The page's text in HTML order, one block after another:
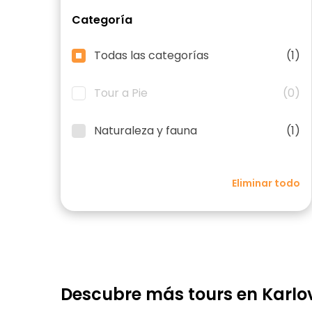
Categoría
Todas las categorías (1)
Tour a Pie (0)
Naturaleza y fauna (1)
Eliminar todo
Descubre más tours en